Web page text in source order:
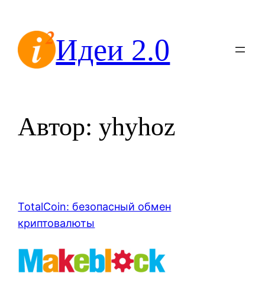
содержимомуИдеи 2.0
Автор:yhyhoz
TotalCoin: безопасный обмен
криптовалюты